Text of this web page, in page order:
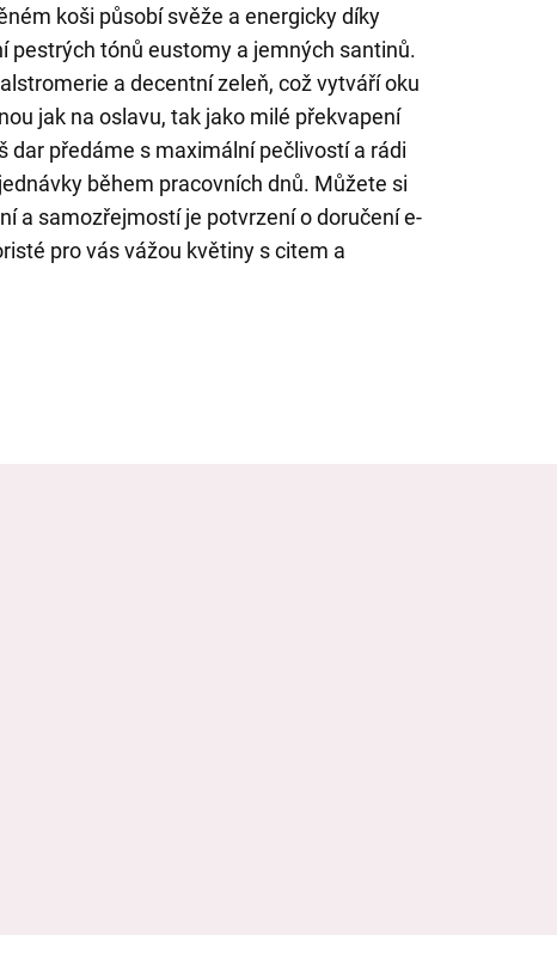
koši působí svěže a energicky díky
pestrých tónů eustomy a jemných santinů.
a decentní zeleň, což vytváří oku
jak na oslavu, tak jako milé překvapení
dar předáme s maximální pečlivostí a rádi
během pracovních dnů. Můžete si
a samozřejmostí je potvrzení o doručení e-
pro vás vážou květiny s citem a